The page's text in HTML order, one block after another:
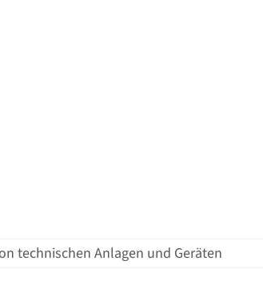
technischen Anlagen und Geräten